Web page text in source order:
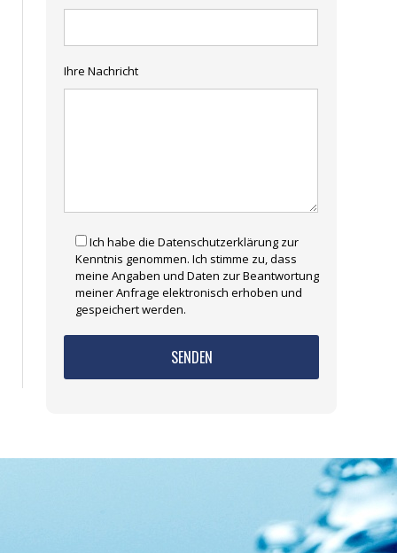
Ihre Nachricht
Ich habe die Datenschutzerklärung zur
Kenntnis genommen. Ich stimme zu, dass
meine Angaben und Daten zur Beantwortung
meiner Anfrage elektronisch erhoben und
gespeichert werden.